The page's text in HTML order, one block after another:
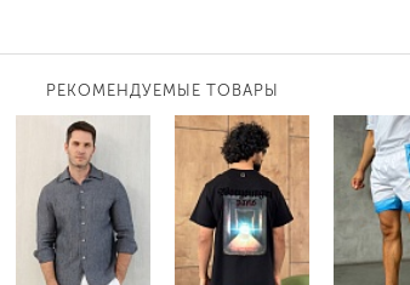
РЕКОМЕНДУЕМЫЕ ТОВАРЫ